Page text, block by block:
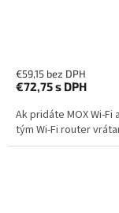
€59,15 bez DPH
€72,75s DPH
Ak pridáte MOX Wi-
tým Wi-Fi router